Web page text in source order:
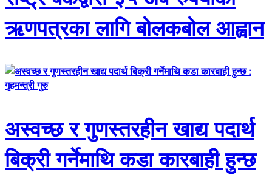
ऋणपत्रका लागि बोलकबोल आह्वान
अस्वच्छ र गुणस्तरहीन खाद्य पदार्थ
बिक्री गर्नेमाथि कडा कारबाही हुन्छ